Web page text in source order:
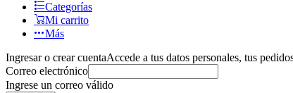
Categorías
Mi carrito
Más
Ingresar o crear cuentaAccede a tus datos personales, tus
Correo electrónico
Ingrese un correo válido